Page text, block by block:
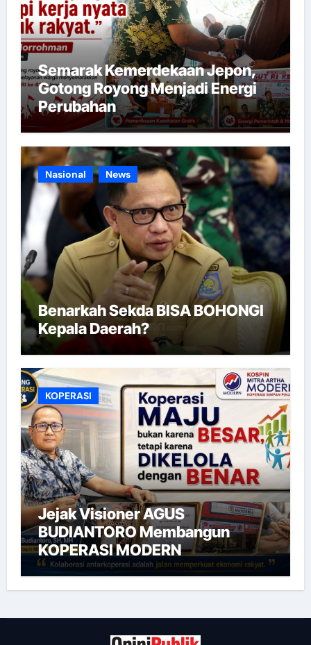
Semarak Kemerdekaan Jepon,
Gotong Royong Menjadi Energi
Perubahan
Nasional News
Benarkah Sekda BISA BOHONGI
Kepala Daerah?
KOPERASI
Jejak Visioner AGUS
BUDIANTORO Membangun
KOPERASI MODERN